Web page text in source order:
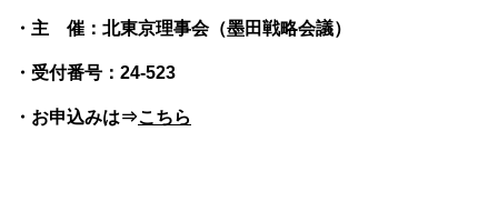
・主 催：北東京理事会（墨田戦略会議）
・受付番号：24-523
・お申込みは⇒こちら